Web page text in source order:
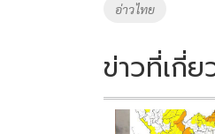
อ่าวไทย
ข่าวที่เกี่